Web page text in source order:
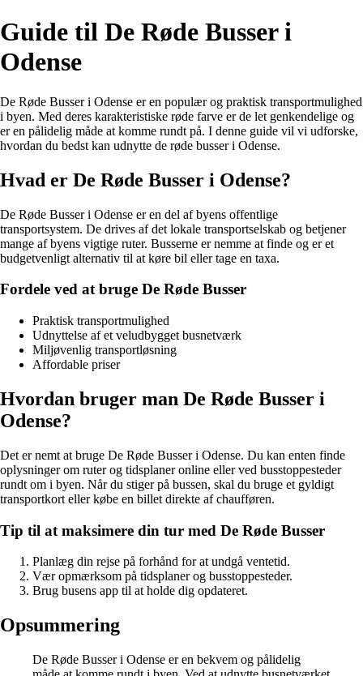
Guide til De Røde Busser i
Odense
De Røde Busser i Odense er en populær og praktisk transportmulighed
i byen. Med deres karakteristiske røde farve er de let genkendelige og
er en pålidelig måde at komme rundt på. I denne guide vil vi udforske,
hvordan du bedst kan udnytte de røde busser i Odense.
Hvad er De Røde Busser i Odense?
De Røde Busser i Odense er en del af byens offentlige
transportsystem. De drives af det lokale transportselskab og betjener
mange af byens vigtige ruter. Busserne er nemme at finde og er et
budgetvenligt alternativ til at køre bil eller tage en taxa.
Fordele ved at bruge De Røde Busser
Praktisk transportmulighed
Udnyttelse af et veludbygget busnetværk
Miljøvenlig transportløsning
Affordable priser
Hvordan bruger man De Røde Busser i
Odense?
Det er nemt at bruge De Røde Busser i Odense. Du kan enten finde
oplysninger om ruter og tidsplaner online eller ved busstoppesteder
rundt om i byen. Når du stiger på bussen, skal du bruge et gyldigt
transportkort eller købe en billet direkte af chaufføren.
Tip til at maksimere din tur med De Røde Busser
Planlæg din rejse på forhånd for at undgå ventetid.
Vær opmærksom på tidsplaner og busstoppesteder.
Brug busens app til at holde dig opdateret.
Opsummering
De Røde Busser i Odense er en bekvem og pålidelig